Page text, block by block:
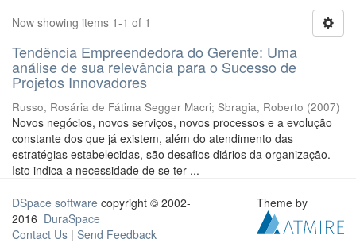
Now showing items 1-1 of 1
Tendência Empreendedora do Gerente: Uma
análise de sua relevância para o Sucesso de
Projetos Innovadores
Russo, Rosária de Fátima Segger Macri; Sbragia, Roberto (2007)
Novos negócios, novos serviços, novos processos e a evolução
constante dos que já existem, além do atendimento das
estratégias estabelecidas, são desafios diários da organização.
Isto indica a necessidade de se ter ...
DSpace software copyright © 2002-
2016 DuraSpace
Contact Us | Send Feedback
Theme by